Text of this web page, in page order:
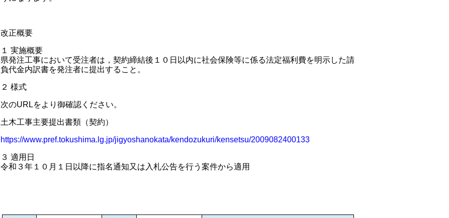
改正概要
１ 実施概要
県発注工事において受注者は，契約締結後１０日以内に社会保険等に係る法定福利費を明示した請
負代金内訳書を発注者に提出すること。
２ 様式
次のURLをより御確認ください。
土木工事主要提出書類（契約）
https://www.pref.tokushima.lg.jp/jigyoshanokata/kendozukuri/kensetsu/2009082400133
３ 適用日
令和３年１０月１日以降に指名通知又は入札公告を行う案件から適用